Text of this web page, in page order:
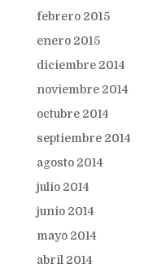
febrero 2015
enero 2015
diciembre 2014
noviembre 2014
octubre 2014
septiembre 2014
agosto 2014
julio 2014
junio 2014
mayo 2014
abril 2014